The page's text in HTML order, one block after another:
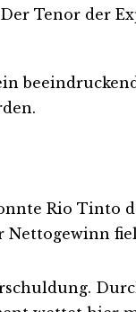
Tenor der
Rio Tinto